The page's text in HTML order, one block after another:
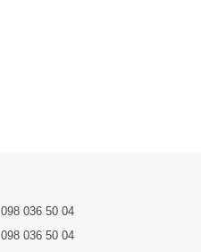
098 036 50 04
098 036 50 04